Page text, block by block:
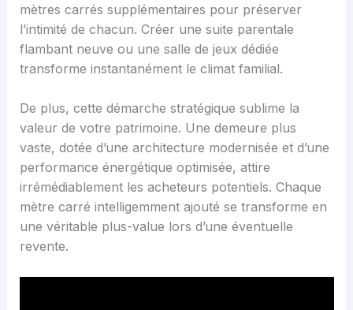
mètres carrés supplémentaires pour préserver
l’intimité de chacun. Créer une suite parentale
flambant neuve ou une salle de jeux dédiée
transforme instantanément le climat familial.
De plus, cette démarche stratégique sublime la
valeur de votre patrimoine. Une demeure plus
vaste, dotée d’une architecture modernisée et d’une
performance énergétique optimisée, attire
irrémédiablement les acheteurs potentiels. Chaque
mètre carré intelligemment ajouté se transforme en
une véritable plus-value lors d’une éventuelle
revente.